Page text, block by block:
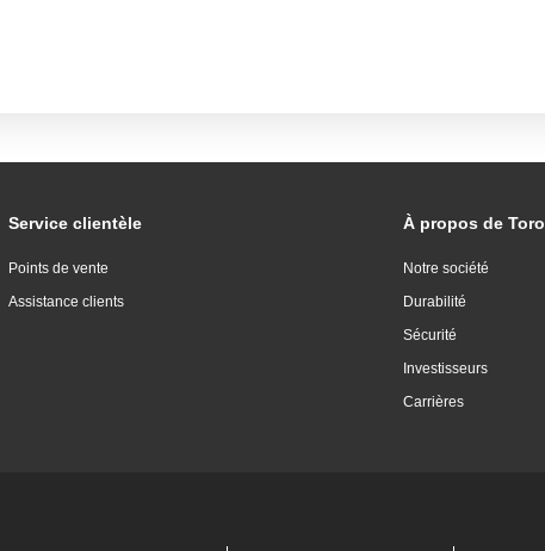
Service clientèle
Points de vente
Assistance clients
À propos de Toro
Notre société
Durabilité
Sécurité
Investisseurs
Carrières